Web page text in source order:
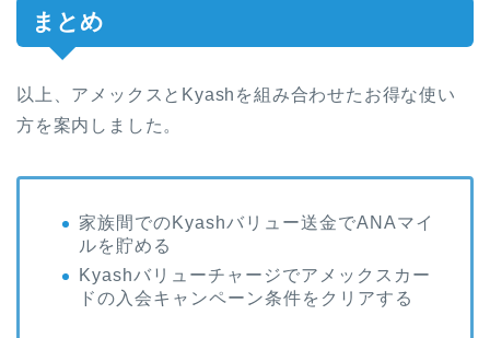
まとめ
以上、アメックスとKyashを組み合わせたお得な使い
方を案内しました。
家族間でのKyashバリュー送金でANAマイ
ルを貯める
Kyashバリューチャージでアメックスカー
ドの入会キャンペーン条件をクリアする